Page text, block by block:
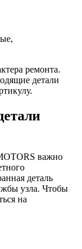
ремонта.
детали
важно
деталь
узла. Чтобы
на